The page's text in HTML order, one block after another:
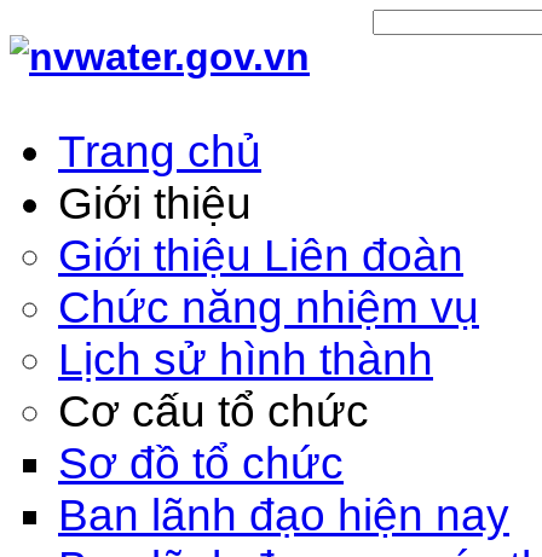
Trang chủ
Giới thiệu
Giới thiệu Liên đoàn
Chức năng nhiệm vụ
Lịch sử hình thành
Cơ cấu tổ chức
Sơ đồ tổ chức
Ban lãnh đạo hiện nay